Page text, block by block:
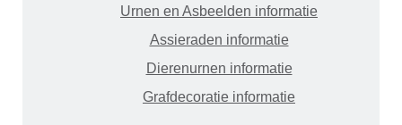
Urnen en Asbeelden informatie
Assieraden informatie
Dierenurnen informatie
Grafdecoratie informatie